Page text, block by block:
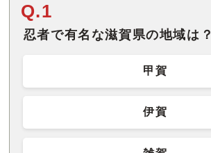
Q.1
忍者で有名な滋賀県の地域は？
甲賀
伊賀